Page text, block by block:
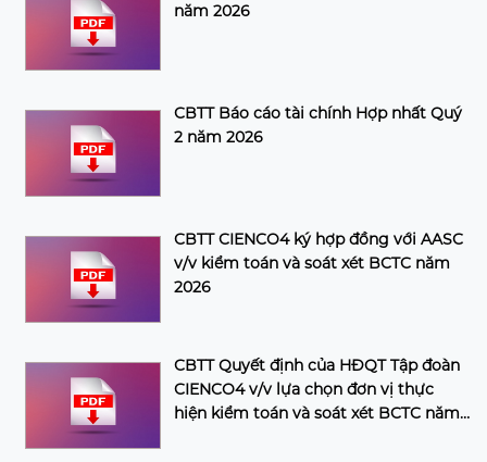
năm 2026
CBTT Báo cáo tài chính Hợp nhất Quý
2 năm 2026
CBTT CIENCO4 ký hợp đồng với AASC
v/v kiểm toán và soát xét BCTC năm
2026
CBTT Quyết định của HĐQT Tập đoàn
CIENCO4 v/v lựa chọn đơn vị thực
hiện kiểm toán và soát xét BCTC năm